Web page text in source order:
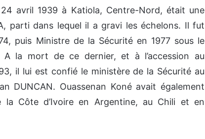
avril 1939 à Katiola, Centre-Nord, était une
parti dans lequel il a gravi les échelons. Il fut
puis Ministre de la Sécurité en 1977 sous le
A la mort de ce dernier, et à l’accession au
il lui est confié le ministère de la Sécurité au
DUNCAN. Ouassenan Koné avait également
la Côte d’Ivoire en Argentine, au Chili et en